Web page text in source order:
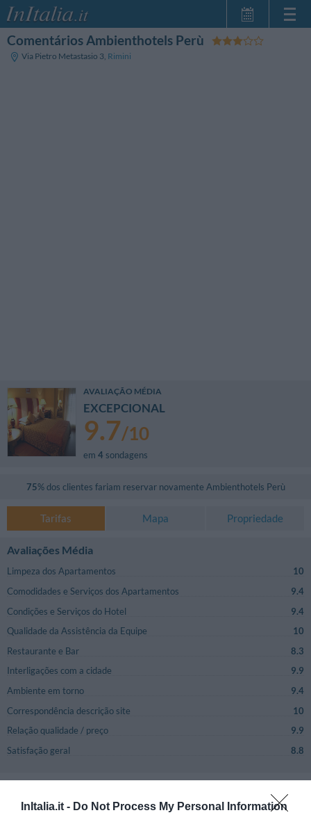
InItalia.it - Do Not Process My Personal Information
Home Page
Comentários Ambienthotels Perù
Via Pietro Metastasio 3, Rimini
AVALIAÇÃO MÉDIA
EXCEPCIONAL
9.7/10
em 4 sondagens
75% dos clientes fariam reservar novamente Ambienthotels Perù
Tarifas Mapa Propriedade
Avaliações Média
Limpeza dos Apartamentos
10
Comodidades e Serviços dos Apartamentos
9.4
Condições e Serviços do Hotel
9.4
Qualidade da Assistência da Equipe
10
Restaurante e Bar
8.3
Interligações com a cidade
9.9
Ambiente em torno
9.4
Correspondência descrição site
10
Relação qualidade / preço
9.9
Satisfação geral
8.8
Anteriores
Página 1-1
Comentários
Sucessivos